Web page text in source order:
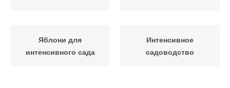
Яблони для
интенсивного сада
Интенсивное
садоводство